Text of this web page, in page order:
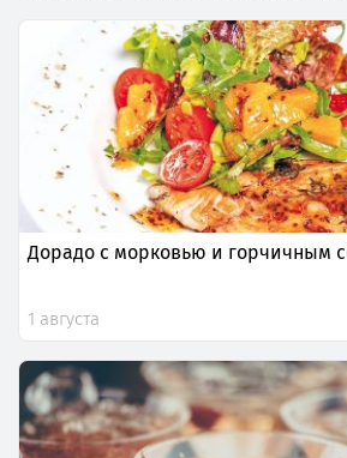
Дорадо с морковью и горчичным
1 августа